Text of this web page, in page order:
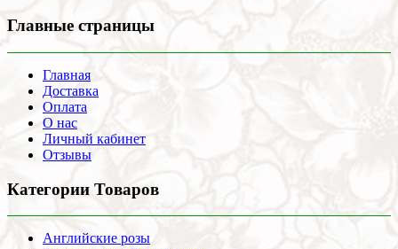
Главные страницы
Главная
Доставка
Оплата
О нас
Личный кабинет
Отзывы
Категории Товаров
Английские розы